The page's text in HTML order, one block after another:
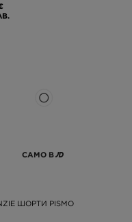
САМО В
ШОРТИ PISMO